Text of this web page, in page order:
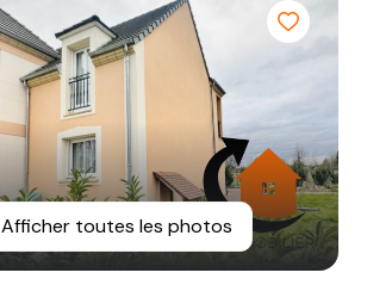
Afficher toutes les photos